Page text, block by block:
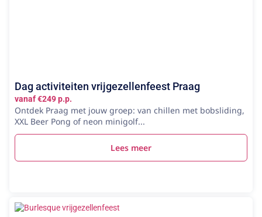
Dag activiteiten vrijgezellenfeest Praag
vanaf €249 p.p.
Ontdek Praag met jouw groep: van chillen met bobsliding,
XXL Beer Pong of neon minigolf...
Lees meer